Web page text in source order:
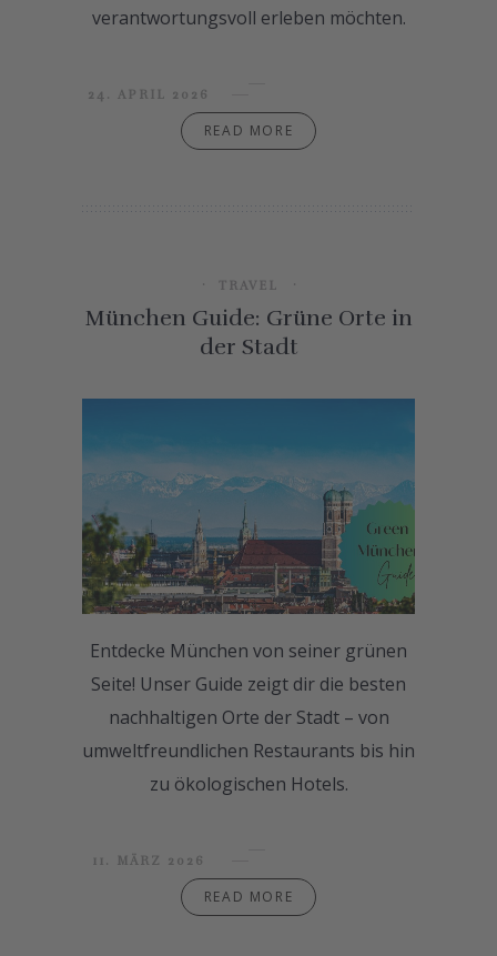
verantwortungsvoll erleben möchten.
24. APRIL 2026
READ MORE
TRAVEL
München Guide: Grüne Orte in
der Stadt
Entdecke München von seiner grünen
Seite! Unser Guide zeigt dir die besten
nachhaltigen Orte der Stadt – von
umweltfreundlichen Restaurants bis hin
zu ökologischen Hotels.
11. MÄRZ 2026
READ MORE